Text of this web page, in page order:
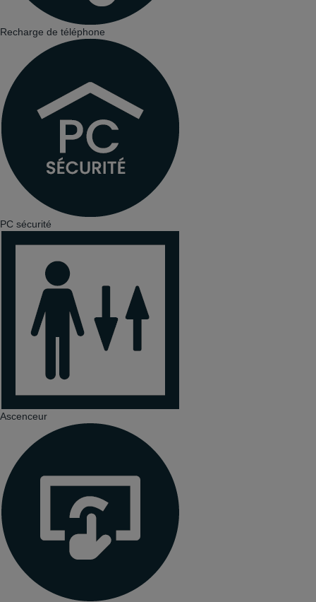
Recharge de téléphone
PC sécurité
Ascenceur